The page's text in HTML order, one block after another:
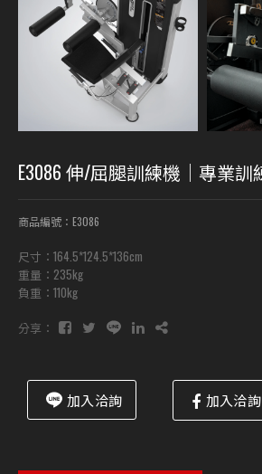
E3086 伸/屈腿訓練機｜專業訓
商品編號：E3086
尺寸：164.5*124.5*136cm
重量：235kg
負重：110kg
分享：
加入洽詢 加入洽詢